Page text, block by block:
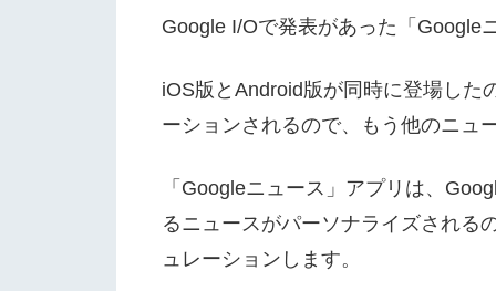
Google I/Oで発表があった「Google
iOS版とAndroid版が同時に登場した
ーションされるので、もう他のニュ
「Googleニュース」アプリは、
るニュースがパーソナライズされる
ュレーションします。